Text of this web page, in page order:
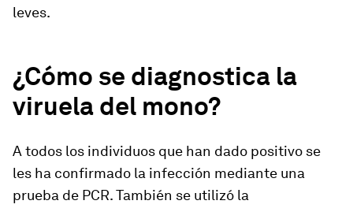
leves.
¿Cómo se diagnostica la
viruela del mono?
A todos los individuos que han dado positivo se
les ha confirmado la infección mediante una
prueba de PCR. También se utilizó la